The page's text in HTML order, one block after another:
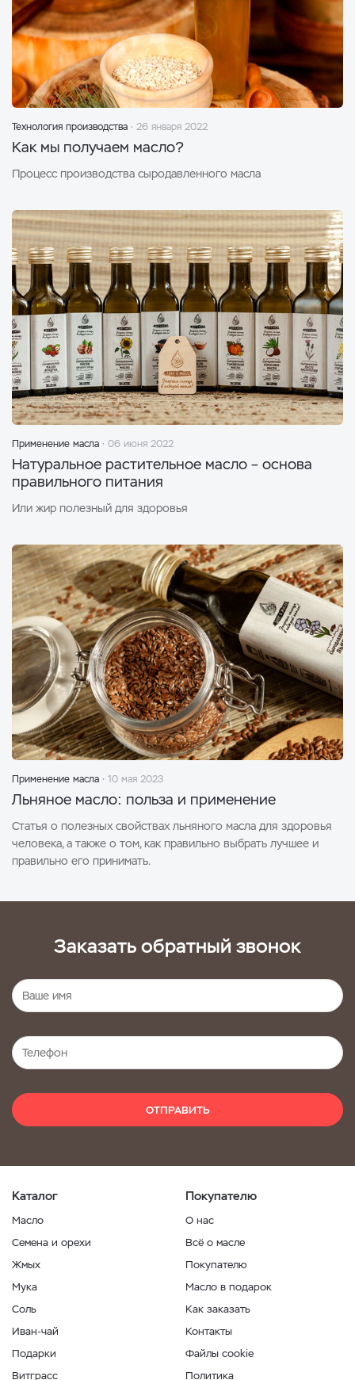
Технология производства 26 января 2022
Как мы получаем масло?
Процесс производства сыродавленного масла
Применение масла 06 июня 2022
Натуральное растительное масло – основа
правильного питания
Или жир полезный для здоровья
Применение масла 10 мая 2023
Льняное масло: польза и применение
Статья о полезных свойствах льняного масла для здоровья
человека, а также о том, как правильно выбрать лучшее и
правильно его принимать.
Заказать обратный звонок
ОТПРАВИТЬ
Каталог
Масло
Семена и орехи
Жмых
Мука
Соль
Иван-чай
Подарки
Витграсс
Покупателю
О нас
Всё о масле
Покупателю
Масло в подарок
Как заказать
Контакты
Файлы cookie
Политика